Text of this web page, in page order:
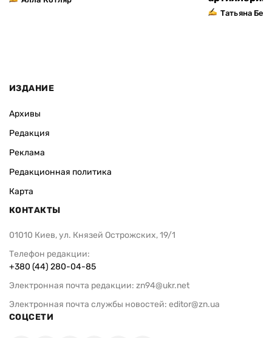
Татьяна
ИЗДАНИЕ
Архивы
Редакция
Реклама
Редакционная политика
Карта
КОНТАКТЫ
01010 Киев, ул. Князей Острожских, 19/1
Телефон редакции:
+380 (44) 280-04-85
Электронная почта редакции: zn94@ukr.net
Электронная почта службы новостей: editor@zn.ua
СОЦСЕТИ